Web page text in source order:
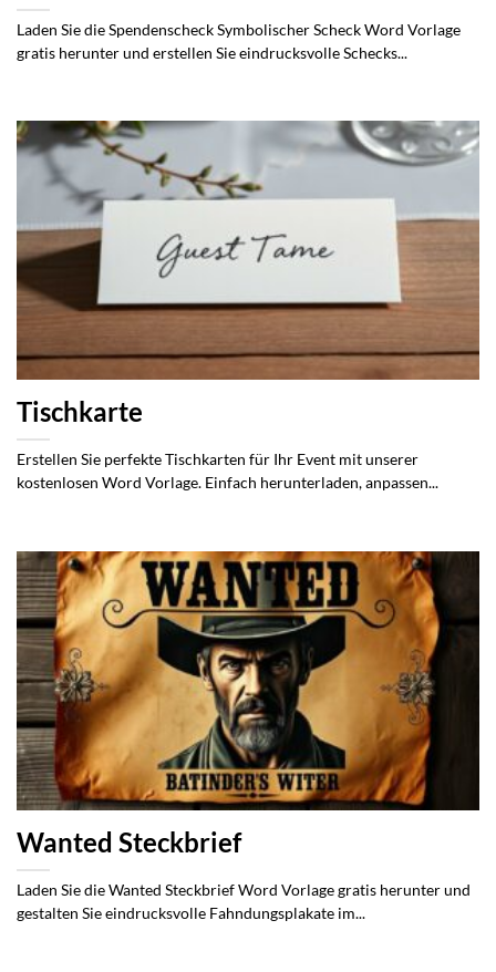
Laden Sie die Spendenscheck Symbolischer Scheck Word Vorlage
gratis herunter und erstellen Sie eindrucksvolle Schecks...
Tischkarte
Erstellen Sie perfekte Tischkarten für Ihr Event mit unserer
kostenlosen Word Vorlage. Einfach herunterladen, anpassen...
Wanted Steckbrief
Laden Sie die Wanted Steckbrief Word Vorlage gratis herunter und
gestalten Sie eindrucksvolle Fahndungsplakate im...